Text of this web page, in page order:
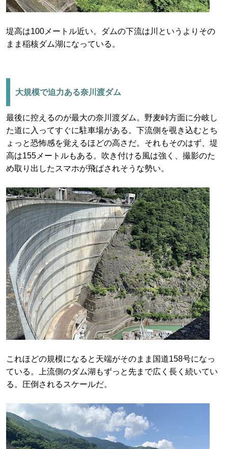
堤高は100メートル近い。ダムの下流は川というよりその
まま稲核ダム湖になっている。
大規模で迫力ある奈川渡ダム
最後に控えるのが最大の奈川渡ダム。野麦峠方面に分岐し
た道に入ってすぐに駐車場がある。下流側を覗き込むとち
ょっと恐怖感を覚えるほどの高さだ。それもそのはず、堤
高は155メートルもある。吹き付ける風は強く、撮影のた
め取り出したスマホが飛ばされそうな勢い。
これほどの規模になると天端がそのまま国道158号になっ
ている。上流側のダム湖もずっと先まで広く長く続いてい
る。圧倒されるスケールだ。